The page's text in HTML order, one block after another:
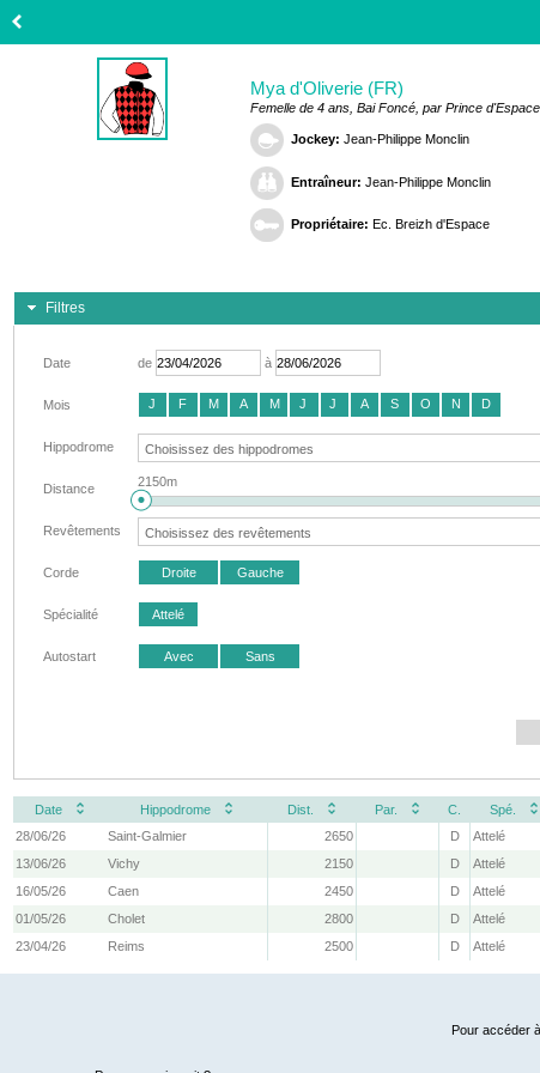
Mya d'Oliverie (FR)
Femelle de 4 ans, Bai Foncé, par Prince
Jockey: Jean-Philippe Monclin
Entraîneur: Jean-Philippe Monclin
Propriétaire: Ec. Breizh d'Espace
Filtres
Date de à
Mois J F M A M J J A S O N D
Hippodrome
Distance 2150m
Revêtements
Corde Droite Gauche
Spécialité Attelé
Autostart Avec Sans
Date Hippodrome Dist. Par. C. Spé.
28/06/26
Saint-Galmier 2650 D Attelé
13/06/26
Vichy 2150 D Attelé
16/05/26
Caen 2450 D Attelé
01/05/26
Cholet 2800 D Attelé
23/04/26
Reims 2500 D Attelé
Pour accéder